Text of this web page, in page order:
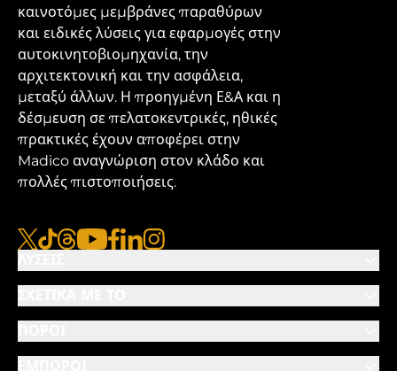
καινοτόμες μεμβράνες παραθύρων
και ειδικές λύσεις για εφαρμογές στην
αυτοκινητοβιομηχανία, την
αρχιτεκτονική και την ασφάλεια,
μεταξύ άλλων. Η προηγμένη Ε&Α και η
δέσμευση σε πελατοκεντρικές, ηθικές
πρακτικές έχουν αποφέρει στην
Madico αναγνώριση στον κλάδο και
πολλές πιστοποιήσεις.